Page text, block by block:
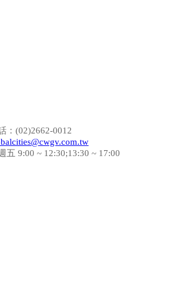
：(02)2662-0012
五 9:00 ~ 12:30;13:30 ~ 17:00